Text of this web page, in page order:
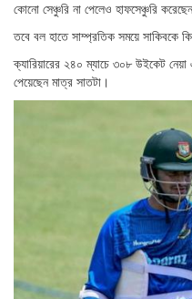
কোনো সেঞ্চুরি না পেলেও হাফসেঞ্চুরি
তবে বল হাতে সাম্প্রতিক সময়ে সাকিবকে
ক্যারিয়ারের ২৪০ ম্যাচে ৩০৮ উইকেট
পেয়েছেন মাত্র সাতটা।